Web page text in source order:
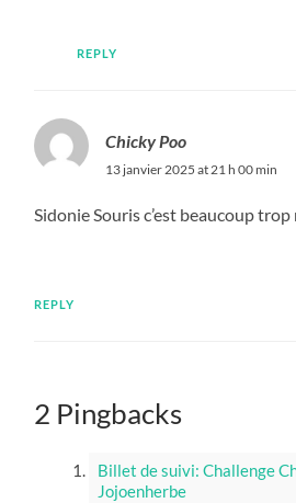
REPLY
Chicky Poo
13 janvier 2025 at 21 h 00 min
Sidonie Souris c’est beaucoup trop
REPLY
2 Pingbacks
Billet de suivi: Challenge
Jojoenherbe